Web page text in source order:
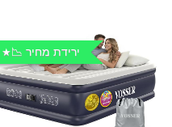
ירידת מחיר 📉